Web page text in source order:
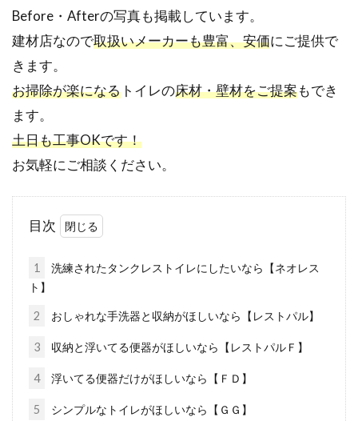
Before・Afterの写真も掲載しています。
建材店なので取扱いメーカーも豊富、安価にご提供で
きます。
お掃除が楽になる トイレの床材・壁材をご提案もでき
ます。
土日も工事OKです！
お気軽にご相談ください。
目次
1
洗練されたタンクレストイレにしたいなら【ネオレス
ト】
2 おしゃれな手洗器と収納がほしいなら【レストパル】
3 収納と浮いてる便器がほしいなら【レストパルＦ】
4 浮いてる便器だけがほしいなら【ＦＤ】
5 シンプルなトイレがほしいなら【ＧＧ】